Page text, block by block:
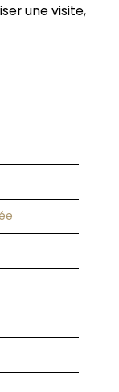
une visite,